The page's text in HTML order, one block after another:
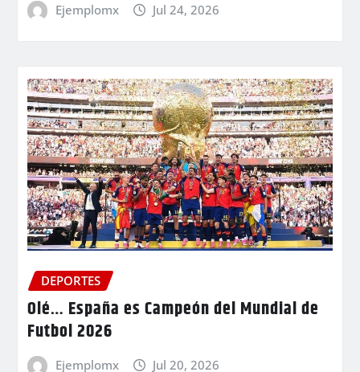
Ejemplomx Jul 24, 2026
DEPORTES
Olé… España es Campeón del Mundial de
Futbol 2026
Ejemplomx Jul 20, 2026